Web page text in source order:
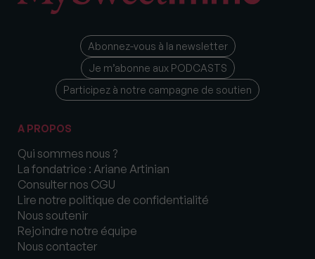
Abonnez-vous à la newsletter
Je m’abonne aux PODCASTS
Participez à notre campagne de soutien
A PROPOS
Qui sommes nous ?
La fondatrice : Ariane Artinian
Consulter nos CGU
Lire notre politique de confidentialité
Nous soutenir
Rejoindre notre équipe
Nous contacter